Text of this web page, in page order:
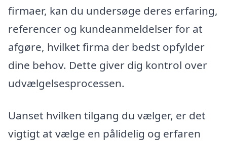
firmaer, kan du undersøge deres erfaring,
referencer og kundeanmeldelser for at
afgøre, hvilket firma der bedst opfylder
dine behov. Dette giver dig kontrol over
udvælgelsesprocessen.
Uanset hvilken tilgang du vælger, er det
vigtigt at vælge en pålidelig og erfaren